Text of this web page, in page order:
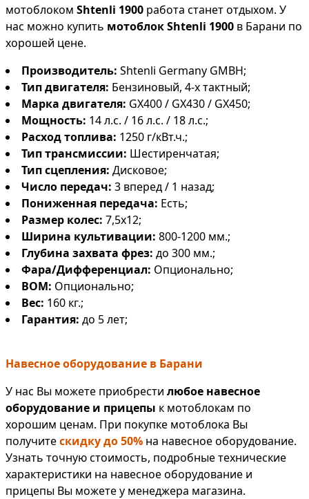
мотоблоком Shtenli 1900 работа станет отдыхом. У
нас можно купить мотоблок Shtenli 1900 в Барани по
хорошей цене.
Производитель: Shtenli Germany GMBH;
Тип двигателя: Бензиновый, 4-х тактный;
Марка двигателя: GX400 / GX430 / GX450;
Мощность: 14 л.с. / 16 л.с. / 18 л.с.;
Расход топлива: 1250 г/кВт.ч.;
Тип трансмиссии: Шестиренчатая;
Тип сцепления: Дисковое;
Число передач: 3 вперед / 1 назад;
Пониженная передача: Есть;
Размер колес: 7,5х12;
Ширина культивации: 800-1200 мм.;
Глубина захвата фрез: до 300 мм.;
Фара/Дифференциал: Опционально;
ВОМ: Опционально;
Вес: 160 кг.;
Гарантия: до 5 лет;
Навесное оборудование в Барани
У нас Вы можете приобрести любое навесное
оборудование и прицепы к мотоблокам по
хорошим ценам. При покупке мотоблока Вы
получитескидку до 50% на навесное оборудование.
Узнать точную стоимость, подробные технические
характеристики на навесное оборудование и
прицепы Вы можете у менеджера магазина.